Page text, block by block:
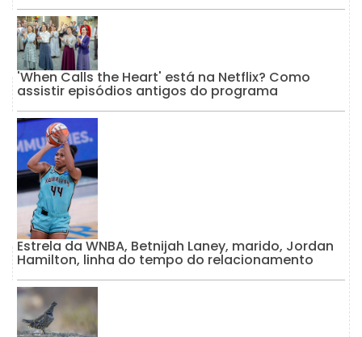
'When Calls the Heart' está na Netflix? Como
assistir episódios antigos do programa
Estrela da WNBA, Betnijah Laney, marido, Jordan
Hamilton, linha do tempo do relacionamento